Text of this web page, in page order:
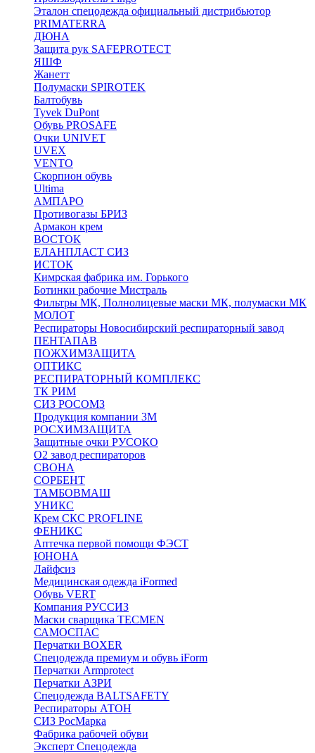
Эталон спецодежда официальный дистрибьютор
PRIMATERRA
ДЮНА
Защита рук SAFEPROTECT
ЯШФ
Жанетт
Полумаски SPIROTEK
Балтобувь
Tyvek DuPont
Обувь PROSAFE
Очки UNIVET
UVEX
VENTO
Скорпион обувь
Ultima
АМПАРО
Противогазы БРИЗ
Армакон крем
ВОСТОК
ЕЛАНПЛАСТ СИЗ
ИСТОК
Кимрская фабрика им. Горького
Ботинки рабочие Мистраль
Фильтры МК, Полнолицевые маски МК, полумаски МК
МОЛОТ
Респираторы Новосибирский респираторный завод
ПЕНТАПАВ
ПОЖХИМЗАЩИТА
ОПТИКС
РЕСПИРАТОРНЫЙ КОМПЛЕКС
ТК РИМ
СИЗ РОСОМЗ
Продукция компании 3M
РОСХИМЗАЩИТА
Защитные очки РУСОКО
О2 завод респираторов
СВОНА
СОРБЕНТ
ТАМБОВМАШ
УНИКС
Крем СКС PROFLINE
ФЕНИКС
Аптечка первой помощи ФЭСТ
ЮНОНА
Лайфсиз
Медицинская одежда iFormed
Обувь VERT
Компания РУССИЗ
Маски сварщика TECMEN
САМОСПАС
Перчатки BOXER
Спецодежда премиум и обувь iForm
Перчатки Armprotect
Перчатки АЗРИ
Спецодежда BALTSAFETY
Респираторы АТОН
СИЗ РосМарка
Фабрика рабочей обуви
Эксперт Спецодежда